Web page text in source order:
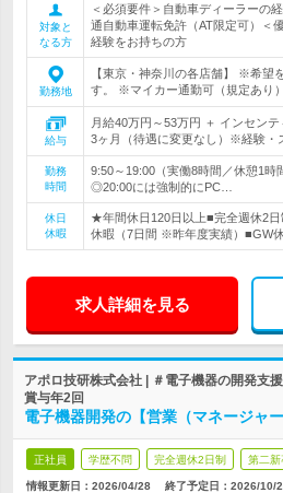
対象と
なる方
＜必須要件＞自動車ディーラーの
通自動車運転免許（AT限定可）＜
経験をお持ちの方
勤務地
【東京・神奈川の各店舗】 ※希望
す。 ※マイカー通勤可（規定あり
給与
月給40万円～53万円 ＋ インセン
3ヶ月（待遇に変更なし）※経験・
勤務
時間
9:50～19:00（実働8時間／休憩1
◎20:00には強制的にPC…
休日
休暇
★年間休日120日以上■完全週休2
休暇（7日間 ※昨年度実績）■GW
求人詳細を見る
アポロ技研株式会社 | ＃電子機器の開発支
賞与年2回
電子機器開発の【営業（マネージャ
正社員 学歴不問 完全週休2日制 第二新
情報更新日：2026/04/28 終了予定日： 2026/10/